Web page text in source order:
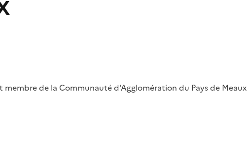
membre de la Communauté d'Agglomération du Pays de Meaux